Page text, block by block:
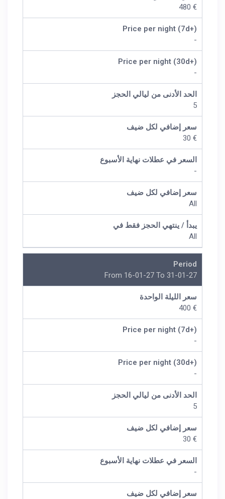
€ 480
Price per night (7d+)
-
Price per night (30d+)
-
الحد الأدنى من ليالي الحجز
5
سعر إضافي لكل ضيف
€ 30
السعر في عطلات نهاية الأسبوع
-
سعر إضافي لكل ضيف
All
يبدأ / ينتهي الحجز فقط في
All
Period
From 16-01-27 To 31-01-27
سعر الليلة الواحدة
€ 400
Price per night (7d+)
-
Price per night (30d+)
-
الحد الأدنى من ليالي الحجز
5
سعر إضافي لكل ضيف
€ 30
السعر في عطلات نهاية الأسبوع
-
سعر إضافي لكل ضيف